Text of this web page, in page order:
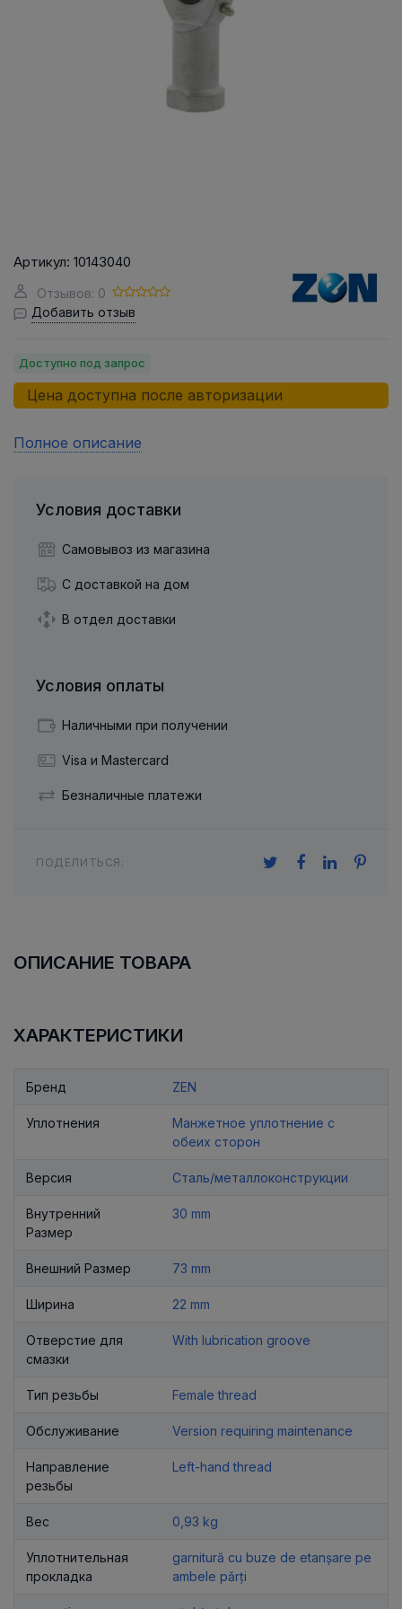
Артикул: 10143040
Отзывов: 0
Добавить отзыв
Доступно под запрос
Цена доступна после авторизации
Полное описание
Условия доставки
Самовывоз из магазина
С доставкой на дом
В отдел доставки
Условия оплаты
Наличными при получении
Visa и Mastercard
Безналичные платежи
ПОДЕЛИТЬСЯ:
ОПИСАНИЕ ТОВАРА
ХАРАКТЕРИСТИКИ
Бренд ZEN
Уплотнения
Манжетное уплотнение с
обеих сторон
Версия Сталь/металлоконструкции
Внутренний
Размер
30 mm
Внешний Размер 73 mm
Ширина 22 mm
Отверстие для
смазки
With lubrication groove
Тип резьбы Female thread
Обслуживание Version requiring maintenance
Направление
резьбы
Left-hand thread
Вес 0,93 kg
Уплотнительная
прокладка
garnitură cu buze de etanșare pe
ambele părți